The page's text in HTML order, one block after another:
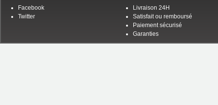
Facebook
Twitter
Livraison 24H
Satisfait ou remboursé
Paiement sécurisé
Garanties